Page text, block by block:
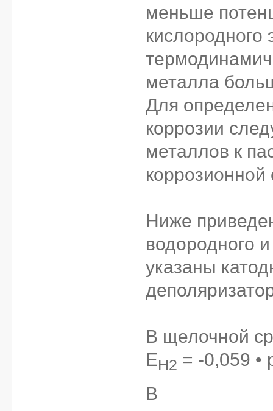
меньше
кислородного
металла
Для
коррозии
металлов к
коррозионной
Ниже
водородного
указаны
В щелочной
EH2 = -0,059 •
В